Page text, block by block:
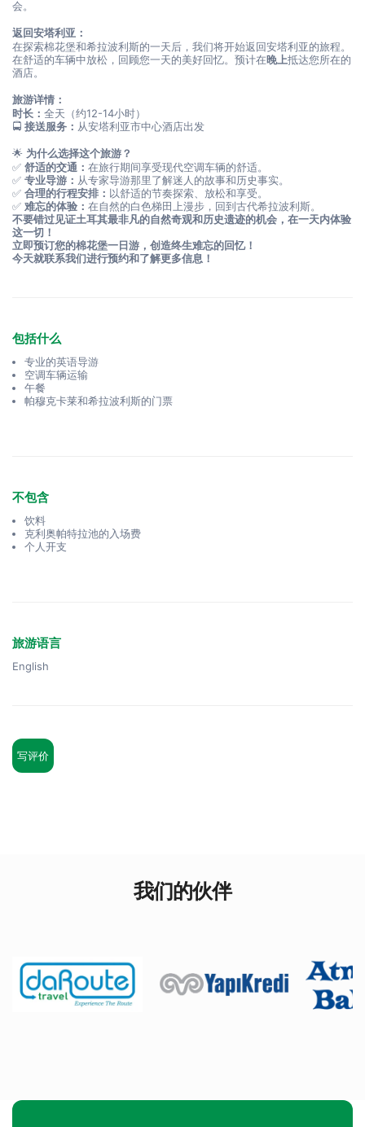
会。
返回安塔利亚：
在探索棉花堡和希拉波利斯的一天后，我们将开始返回安塔利亚的旅程。
在舒适的车辆中放松，回顾您一天的美好回忆。预计在晚上抵达您所在的
酒店。
旅游详情：
时长： 全天（约12-14小时）
🚍 接送服务： 从安塔利亚市中心酒店出发
🌟 为什么选择这个旅游？
✅ 舒适的交通： 在旅行期间享受现代空调车辆的舒适。
✅ 专业导游： 从专家导游那里了解迷人的故事和历史事实。
✅ 合理的行程安排： 以舒适的节奏探索、放松和享受。
✅ 难忘的体验： 在自然的白色梯田上漫步，回到古代希拉波利斯。
不要错过见证土耳其最非凡的自然奇观和历史遗迹的机会，在一天内体验
这一切！
立即预订您的棉花堡一日游，创造终生难忘的回忆！
今天就联系我们进行预约和了解更多信息！
包括什么
专业的英语导游
空调车辆运输
午餐
帕穆克卡莱和希拉波利斯的门票
不包含
饮料
克利奥帕特拉池的入场费
个人开支
旅游语言
English
写评价
我们的伙伴